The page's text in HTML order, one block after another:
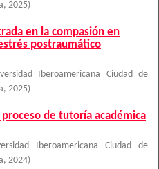
, 2025)
en la compasión en
postraumático
Iberoamericana Ciudad de
, 2025)
de tutoría académica
Iberoamericana Ciudad de
, 2024)